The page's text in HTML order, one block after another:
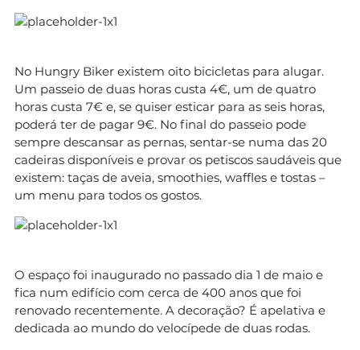
No Hungry Biker existem oito bicicletas para alugar.
Um passeio de duas horas custa 4€, um de quatro
horas custa 7€ e, se quiser esticar para as seis horas,
poderá ter de pagar 9€. No final do passeio pode
sempre descansar as pernas, sentar-se numa das 20
cadeiras disponíveis e provar os petiscos saudáveis que
existem: taças de aveia, smoothies, waffles e tostas –
um menu para todos os gostos.
O espaço foi inaugurado no passado dia 1 de maio e
fica num edifício com cerca de 400 anos que foi
renovado recentemente. A decoração? É apelativa e
dedicada ao mundo do velocípede de duas rodas.